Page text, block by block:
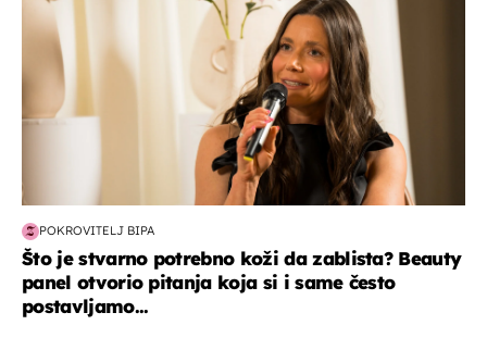
POKROVITELJ BIPA
Što je stvarno potrebno koži da zablista? Beauty
panel otvorio pitanja koja si i same često
postavljamo...